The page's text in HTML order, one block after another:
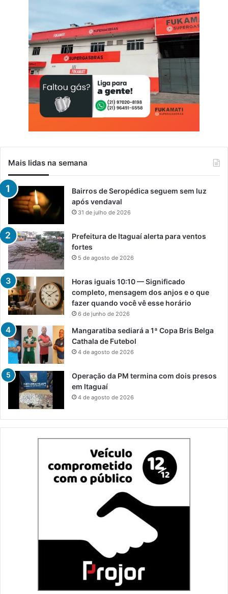
I
t
g
u
a
e
S
e
r
o
p
é
d
i
a
Mais lidas na semana
Bairros de Seropédica seguem sem luz
após vendaval
31 de julho de 2026
Prefeitura de Itaguaí alerta para ventos
fortes
5 de agosto de 2026
Horas iguais 10:10 — Significado
completo, mensagem dos anjos e o que
fazer quando você vê esse horário
6 de junho de 2026
Mangaratiba sediará a 1ª Copa Bris Belga
Cathala de Futebol
4 de agosto de 2026
Operação da PM termina com dois presos
em Itaguaí
4 de agosto de 2026